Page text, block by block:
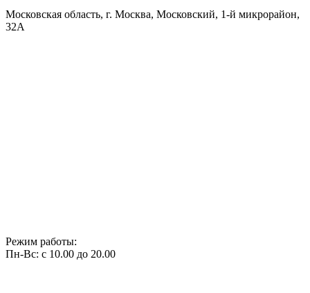
Московская область, г. Москва, Московский, 1-й микрорайон,
32А
Режим работы:
Пн-Вс: с 10.00 до 20.00